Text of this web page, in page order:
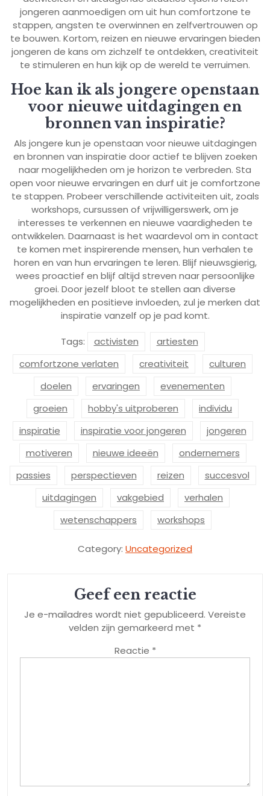
jongeren aanmoedigen om uit hun comfortzone te
stappen, angsten te overwinnen en zelfvertrouwen op
te bouwen. Kortom, reizen en nieuwe ervaringen bieden
jongeren de kans om zichzelf te ontdekken, creativiteit
te stimuleren en hun kijk op de wereld te verruimen.
Hoe kan ik als jongere openstaan
voor nieuwe uitdagingen en
bronnen van inspiratie?
Als jongere kun je openstaan voor nieuwe uitdagingen
en bronnen van inspiratie door actief te blijven zoeken
naar mogelijkheden om je horizon te verbreden. Sta
open voor nieuwe ervaringen en durf uit je comfortzone
te stappen. Probeer verschillende activiteiten uit, zoals
workshops, cursussen of vrijwilligerswerk, om je
interesses te verkennen en nieuwe vaardigheden te
ontwikkelen. Daarnaast is het waardevol om in contact
te komen met inspirerende mensen, hun verhalen te
horen en van hun ervaringen te leren. Blijf nieuwsgierig,
wees proactief en blijf altijd streven naar persoonlijke
groei. Door jezelf bloot te stellen aan diverse
mogelijkheden en positieve invloeden, zul je merken dat
inspiratie vanzelf op je pad komt.
Tags: activisten
artiesten
comfortzone verlaten
creativiteit
culturen
doelen
ervaringen
evenementen
groeien
hobby's uitproberen
individu
inspiratie
inspiratie voor jongeren
jongeren
motiveren
nieuwe ideeën
ondernemers
passies
perspectieven reizen
succesvol
uitdagingen
vakgebied
verhalen
wetenschappers
workshops
Category: Uncategorized
Geef een reactie
Je e-mailadres wordt niet gepubliceerd. Vereiste
velden zijn gemarkeerd met *
Reactie *